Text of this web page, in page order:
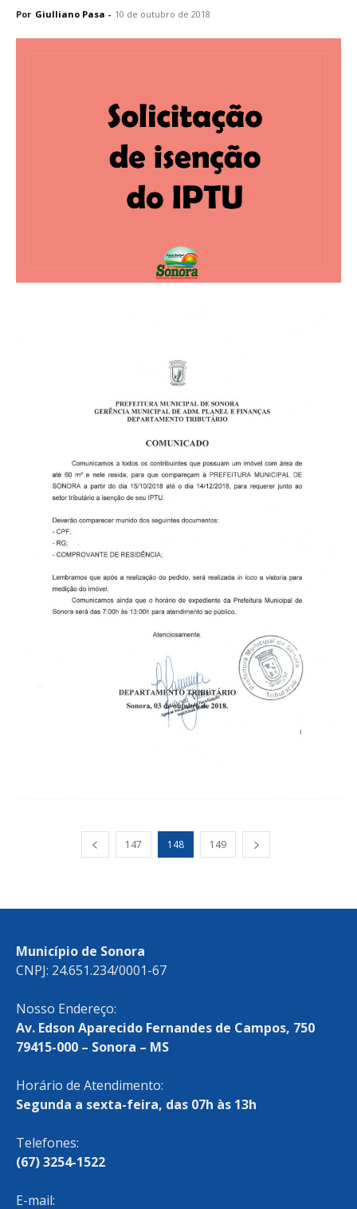
Por Giulliano Pasa - 10 de outubro de 2018
147 148 149
Município de Sonora
CNPJ: 24.651.234/0001-67
Nosso Endereço:
Av. Edson Aparecido Fernandes de Campos, 750
79415-000 – Sonora – MS
Horário de Atendimento:
Segunda a sexta-feira, das 07h às 13h
Telefones:
(67) 3254-1522
E-mail: